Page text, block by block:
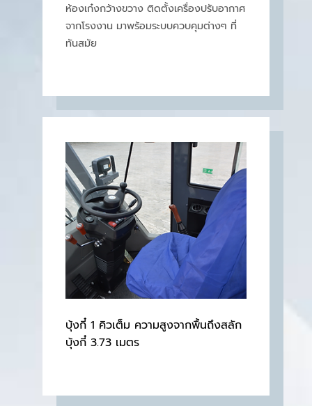
ห้องเก๋งกว้างขวาง ติดตั้งเครื่องปรับอากาศ
จากโรงงาน มาพร้อมระบบควบคุมต่างๆ ที่
ทันสมัย
บุ้งกี๋ 1 คิวเต็ม ความสูงจากพื้นถึงสลัก
บุ้งกี๋ 3.73 เมตร